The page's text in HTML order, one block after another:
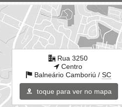
Rua 3250
Centro
Balneário Camboriú / SC
toque para ver no mapa